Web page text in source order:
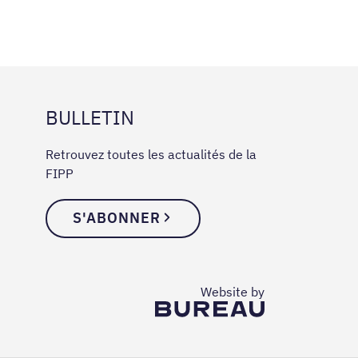
BULLETIN
Retrouvez toutes les actualités de la
FIPP
S'ABONNER
Website byThe Bureau